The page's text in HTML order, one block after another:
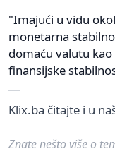
"Imajući u vidu
monetarna
domaću valutu
finansijske
Klix.ba čitajte i u
Znate nešto više o